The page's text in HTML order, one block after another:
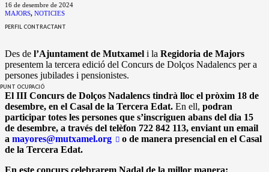
PERFIL CONTRACTANT
PUNT OCUPACIÓ
16 de desembre de 2024
MAJORS, NOTICIES
Des de l’Ajuntament de Mutxamel i la Regidoria de Majors
presentem la tercera edició del Concurs de Dolços Nadalencs per a
persones jubilades i pensionistes.
El III Concurs de Dolços Nadalencs tindrà lloc el pròxim 18 de
desembre, en el Casal de la Tercera Edat. En ell, podran
participar totes les persones que s’inscriguen abans del dia 15
de desembre, a través del telèfon 722 842 113, enviant un email
a mayores@mutxamel.org
o de manera presencial en el Casal
de la Tercera Edat.
En este concurs celebrarem Nadal de la millor manera: